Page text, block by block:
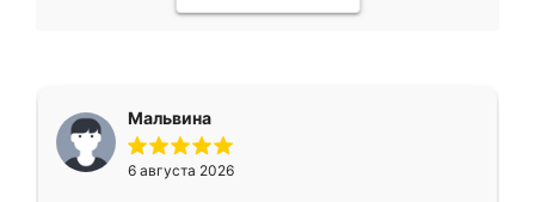
Мальвина
6 августа 2026